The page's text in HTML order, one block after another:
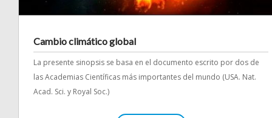
Cambio climático global
La presente sinopsis se basa en el documento escrito por dos de
las Academias Científicas más importantes del mundo (USA. Nat.
Acad. Sci. y Royal Soc.)